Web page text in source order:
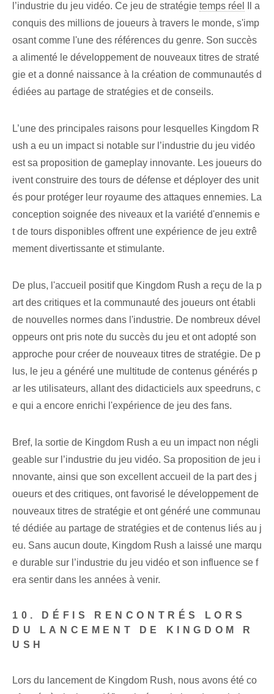
l’industrie du jeu vidéo. Ce jeu de stratégie temps réel
Il a
conquis des millions de joueurs à travers le monde, s'imp
osant comme l'une des références du genre. Son succès
a alimenté le développement de nouveaux titres de straté
gie et a donné naissance à la création de communautés d
édiées au partage de stratégies et de conseils.
L’une des principales raisons pour lesquelles Kingdom R
ush a eu un impact si notable sur l’industrie du jeu vidéo
est sa proposition de gameplay innovante. Les joueurs do
ivent construire des tours de défense et déployer des unit
és pour protéger leur royaume des attaques ennemies. La
conception soignée des niveaux et la variété d'ennemis e
t de tours disponibles offrent une expérience de jeu extrê
mement divertissante et stimulante.
De plus, l'accueil positif que Kingdom Rush a reçu de la p
art des critiques et la communauté des joueurs ont établi
de nouvelles normes dans l'industrie. De nombreux dével
oppeurs ont pris note du succès du jeu et ont adopté son
approche pour créer de nouveaux titres de stratégie. De p
lus, le jeu a généré une multitude de contenus générés p
ar les utilisateurs, allant des didacticiels aux speedruns, c
e qui a encore enrichi l'expérience de jeu des fans.
Bref, la sortie de Kingdom Rush a eu un impact non négli
geable sur l’industrie du jeu vidéo. Sa proposition de jeu i
nnovante, ainsi que son excellent accueil de la part des j
oueurs et des critiques, ont favorisé le développement de
nouveaux titres de stratégie et ont généré une communau
té dédiée au partage de stratégies et de contenus liés au j
eu. Sans aucun doute, Kingdom Rush a laissé une marqu
e durable sur l’industrie du jeu vidéo et son influence se f
era sentir dans les années à venir.
10. DÉFIS RENCONTRÉS LORS
DU LANCEMENT DE KINGDOM R
USH
Lors du lancement de Kingdom Rush, nous avons été co